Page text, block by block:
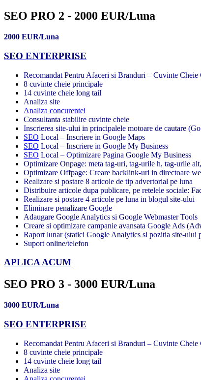
SEO PRO 2 - 2000 EUR/Luna
2000 EUR/Luna
SEO ENTERPRISE
Recomandat Pentru Afaceri si Branduri – Cuvinte
8 cuvinte cheie principale
14 cuvinte cheie long tail
Analiza site
Analiza concurentei
Consultanta stabilire cuvinte cheie
Inscrierea site-ului in principalele motoare de cautare
SEO Local – Inscriere in Google Maps
SEO Local – Inscriere in Google My Business
SEO Local – Optimizare Pagina Google My Business
Optimizare Onpage: meta tag-uri, tag-urile h, tag-urile
Optimizare Offpage: Creare backlink-uri in directoare
Realizare si postare 8 articole de tip advertorial pe luna
Distribuire articole dupa publicare, pe retelele sociale:
Realizare si postare 4 articole pe luna in blogul site-ului
Eliminare penalizare Google
Adaugare Google Analytics si Google Webmaster Tools
Creare si optimizare campanie avansata Google Ads
Raport lunar (statici Google Analytics si pozitia site-ului
Suport online/telefon
APLICA ACUM
SEO PRO 3 - 3000 EUR/Luna
3000 EUR/Luna
SEO ENTERPRISE
Recomandat Pentru Afaceri si Branduri – Cuvinte
8 cuvinte cheie principale
14 cuvinte cheie long tail
Analiza site